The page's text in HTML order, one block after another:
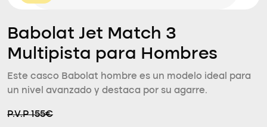
Babolat Jet Match 3
Multipista para Hombres
Este casco Babolat hombre es un modelo ideal para
un nivel avanzado y destaca por su agarre.
P.V.P 155€